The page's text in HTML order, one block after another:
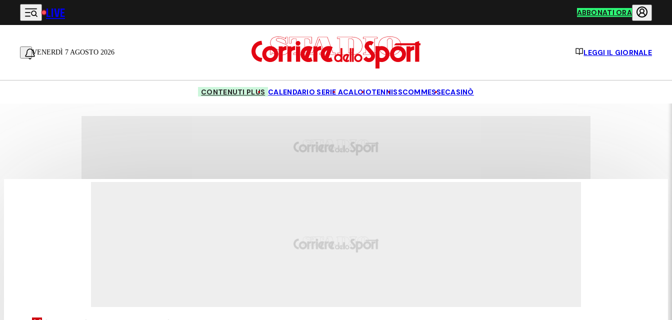
Vai al contenuto principale
LIVE ABBONATI ORA
VENERDÌ 7 AGOSTO 2026 LEGGI IL GIORNALE
CONTENUTI PLUS CALENDARIO SERIE ACALCIOTENNISSCOMMESSECASINÒ